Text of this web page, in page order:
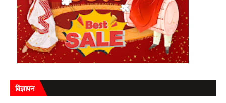
विज्ञापन